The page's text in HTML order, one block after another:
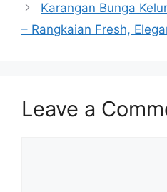
Karangan Bunga
– Rangkaian Fresh,
Leave a